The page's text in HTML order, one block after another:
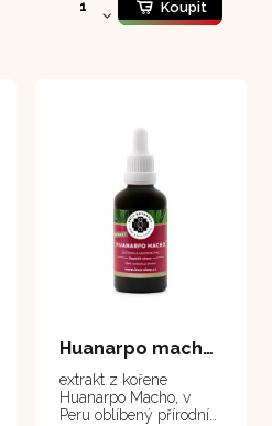
Koupit
Huanarpo macho - extrakt 50 ml
extrakt z kořene
Huanarpo Macho, v
Peru oblíbený přírodní